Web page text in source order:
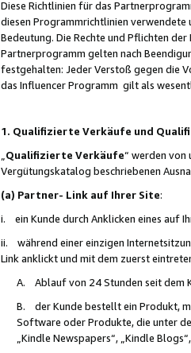
Diese Richtlinien für das
diesen Programmrichtlinien verwendete
Bedeutung. Die Rechte und Pflichten
Partnerprogramm gelten nach
festgehalten: Jeder Verstoß gegen die
das Influencer Programm gilt als
1. Qualifizierte Verkäufe und
Qualifizierte Verkäufe“ werden
Vergütungskatalog beschriebenen
(a) Partner- Link auf Ihrer Site:
i. ein Kunde durch Anklicken eines auf
ii. während einer einzigen
Link anklickt und mit dem zuerst
A. Ablauf von 24 Stunden seit dem
B. der Kunde bestellt ein Produkt,
Software oder Produkte, die unter
„Kindle Newspapers“, „Kindle